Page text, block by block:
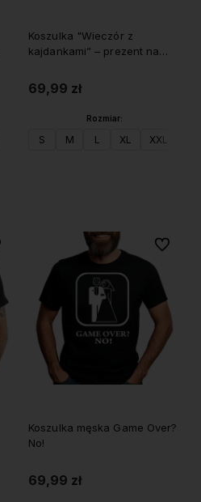
Koszulka "Wieczór z
kajdankami” – prezent na
imieniem i datą
69,99 zł
Rozmiar:
S M L XL XXL
Koszulka męska Game Over?
No!
69,99 zł
Do